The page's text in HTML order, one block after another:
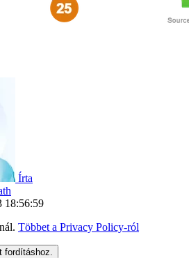
Írta
18:56:59
Többet a Privacy Policy-ról
fordításhoz.